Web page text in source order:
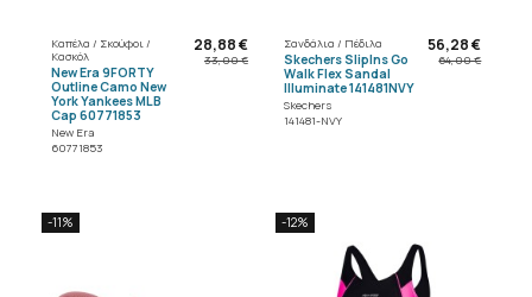
Καπέλα / Σκούφοι /
Κασκόλ
New Era 9FORTY
Outline Camo New
York Yankees MLB
Cap 60771853
New Era
60771853
28,88 €
33,00 €
Σανδάλια / Πέδιλα
Skechers SlipIns Go
Walk Flex Sandal
Illuminate 141481NVY
Skechers
141481-NVY
56,28 €
64,00 €
-11% -12%